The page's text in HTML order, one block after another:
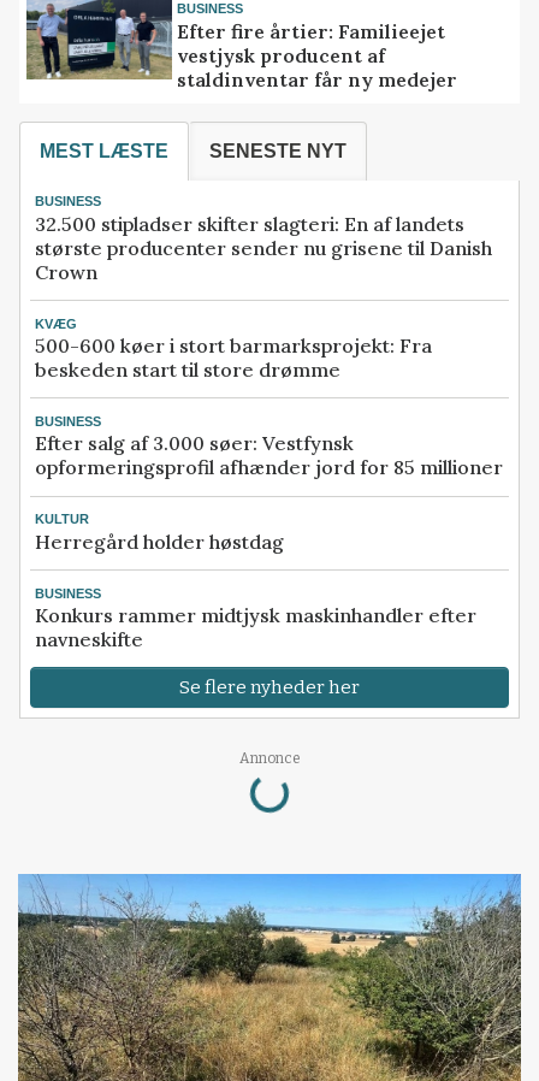
BUSINESS
Efter fire årtier: Familieejet
vestjysk producent af
staldinventar får ny medejer
MEST LÆSTE SENESTE NYT
BUSINESS
32.500 stipladser skifter slagteri: En af landets
største producenter sender nu grisene til Danish
Crown
KVÆG
500-600 køer i stort barmarksprojekt: Fra
beskeden start til store drømme
BUSINESS
Efter salg af 3.000 søer: Vestfynsk
opformeringsprofil afhænder jord for 85 millioner
KULTUR
Herregård holder høstdag
BUSINESS
Konkurs rammer midtjysk maskinhandler efter
navneskifte
Se flere nyheder her
Annonce
Loading...